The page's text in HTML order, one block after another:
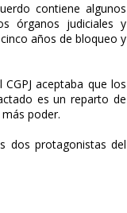
contiene algunos
órganos judiciales y
años de bloqueo y
aceptaba que los
es un reparto de
poder.
dos protagonistas del